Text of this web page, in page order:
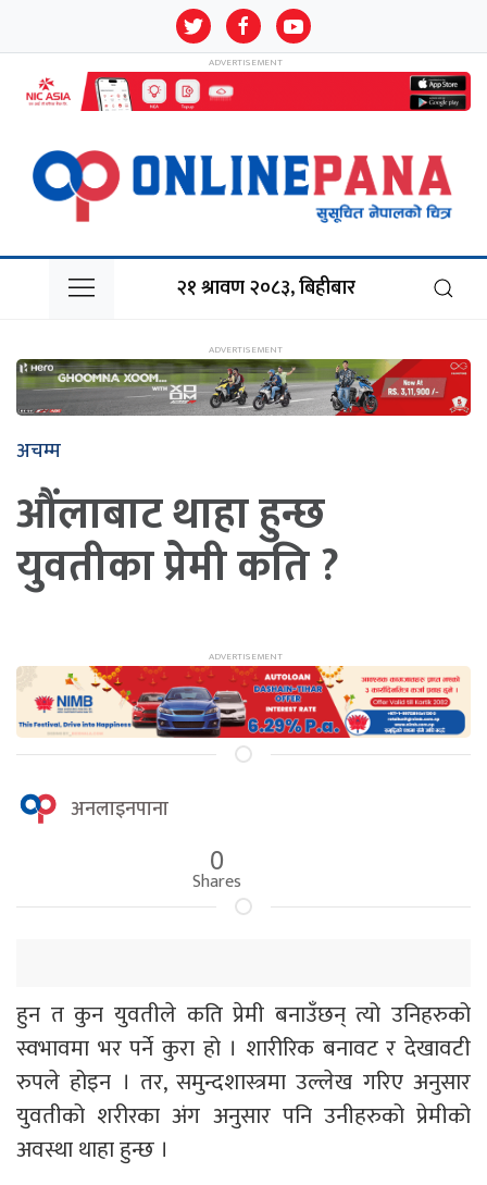
२१ श्रावण २०८३, बिहीबार
अचम्म
औंलाबाट थाहा हुन्छ
युवतीका प्रेमी कति ?
अनलाइनपाना
0
Shares
हुन त कुन युवतीले कति प्रेमी बनाउँछन् त्यो उनिहरुको
स्वभावमा भर पर्ने कुरा हो । शारीरिक बनावट र देखावटी
रुपले होइन । तर, समुन्दशास्त्रमा उल्लेख गरिए अनुसार
युवतीको शरीरका अंग अनुसार पनि उनीहरुको प्रेमीको
अवस्था थाहा हुन्छ ।